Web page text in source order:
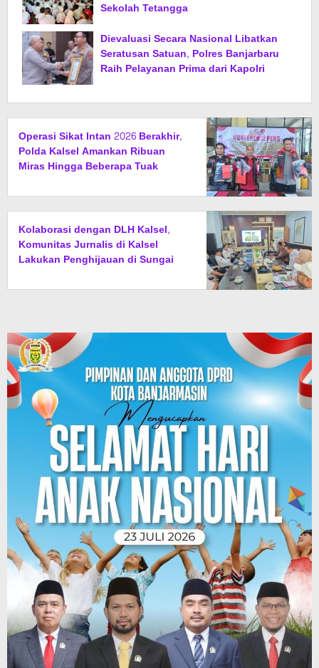
Sekolah Tetangga
Dievaluasi Secara Nasional Libatkan
Seratusan Satuan, Polres Banjarbaru
Raih Pelayanan Prima dari Kapolri
Operasi Sikat Intan 2026 Berakhir,
Polda Kalsel Amankan Ribuan
Miras Hingga Beberapa Tuak
Kolaborasi dengan DLH Kalsel,
Komunitas Jurnalis di Kalsel
Lakukan Penghijauan di Sungai